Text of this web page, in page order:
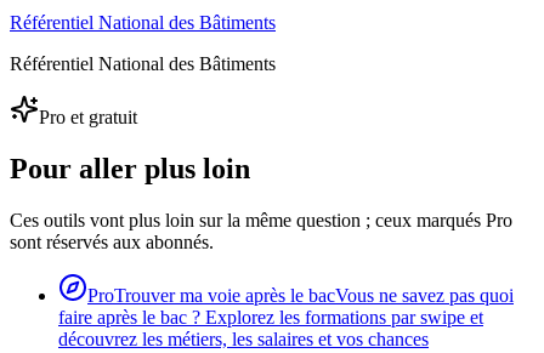
Référentiel National des Bâtiments
Référentiel National des Bâtiments
Pro et gratuit
Pour aller plus loin
Ces outils vont plus loin sur la même question ; ceux marqués Pro
sont réservés aux abonnés.
ProTrouver ma voie après le bacVous ne savez pas quoi
faire après le bac ? Explorez les formations par swipe et
découvrez les métiers, les salaires et vos chances